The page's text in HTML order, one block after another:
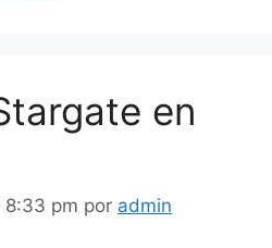
en
8:33 pm por admin